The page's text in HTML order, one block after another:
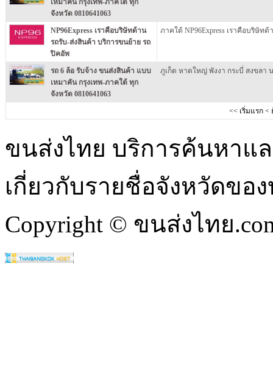
จังหวัด 0810641063
NP96Express เราคือบริษัทด้าน
รถรับ-ส่งสินค้า บริการขนย้าย รถ
ปิคอัพ
ภาคใต้ NP96Express เราคือบริษัท
รถ 6 ล้อ รับจ้าง ขนส่งสินค้า แบบ
เหมาคัน กรุงเทพ-ภาคใต้ ทุก
จังหวัด 0810641063
ภูเก็ต หาดใหญ่ พังงา กระบี่ สงขลา
<< เริ่มแรก <
ขนส่งไทย บริการค้นหาแ
เกี่ยวกับรายชื่อจังหวัดขอ
Copyright © ขนส่งไทย